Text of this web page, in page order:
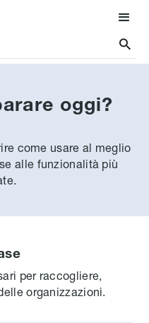

oggi?
come usare al meglio
alle funzionalità più
per raccogliere,
organizzazioni.